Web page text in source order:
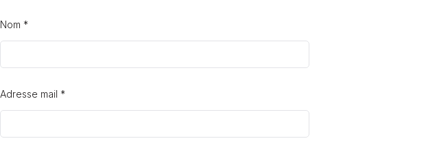
Nom *
Adresse mail *